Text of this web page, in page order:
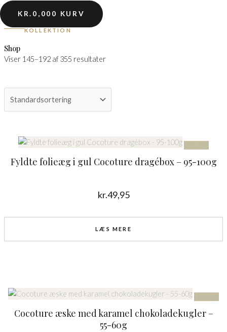
KR. 0,00 0 KURV
KOLLEKTION
Shop
Viser 145–192 af 355 resultater
Udsolgt
Fyldte folieæg i gul Cocoture dragébox – 95-100g
kr.49,95
LÆS MERE
Udsolgt
Cocoture æske med karamel chokoladekugler –
55-60g